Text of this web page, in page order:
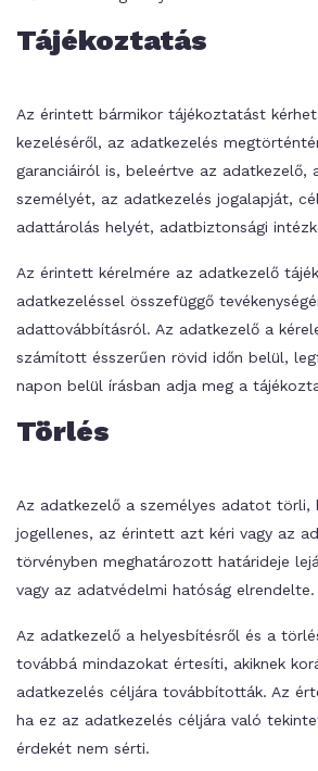
Tájékoztatás
Az érintett bármikor tájékoztatást
kezeléséről, az adatkezelés
garanciáiról is, beleértve az adatkezelő,
személyét, az adatkezelés jogalapját,
adattárolás helyét, adatbiztonsági
Az érintett kérelmére az adatkezelő
adatkezeléssel összefüggő
adattovábbításról. Az adatkezelő a
számított ésszerűen rövid időn belül,
napon belül írásban adja meg a
Törlés
Az adatkezelő a személyes adatot törli,
jogellenes, az érintett azt kéri vagy az
törvényben meghatározott határideje
vagy az adatvédelmi hatóság elrendelte.
Az adatkezelő a helyesbítésről és a
továbbá mindazokat értesíti, akiknek
adatkezelés céljára továbbították. Az
ha ez az adatkezelés céljára való
érdekét nem sérti.